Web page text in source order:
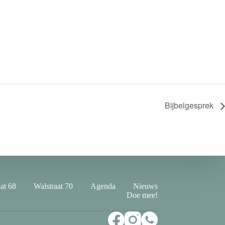
Bijbelgesprek
68 Walstraat 70 Agenda
Nieuws
Doe mee!